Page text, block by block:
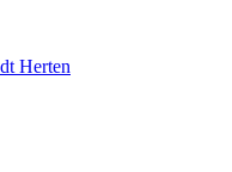
Herten